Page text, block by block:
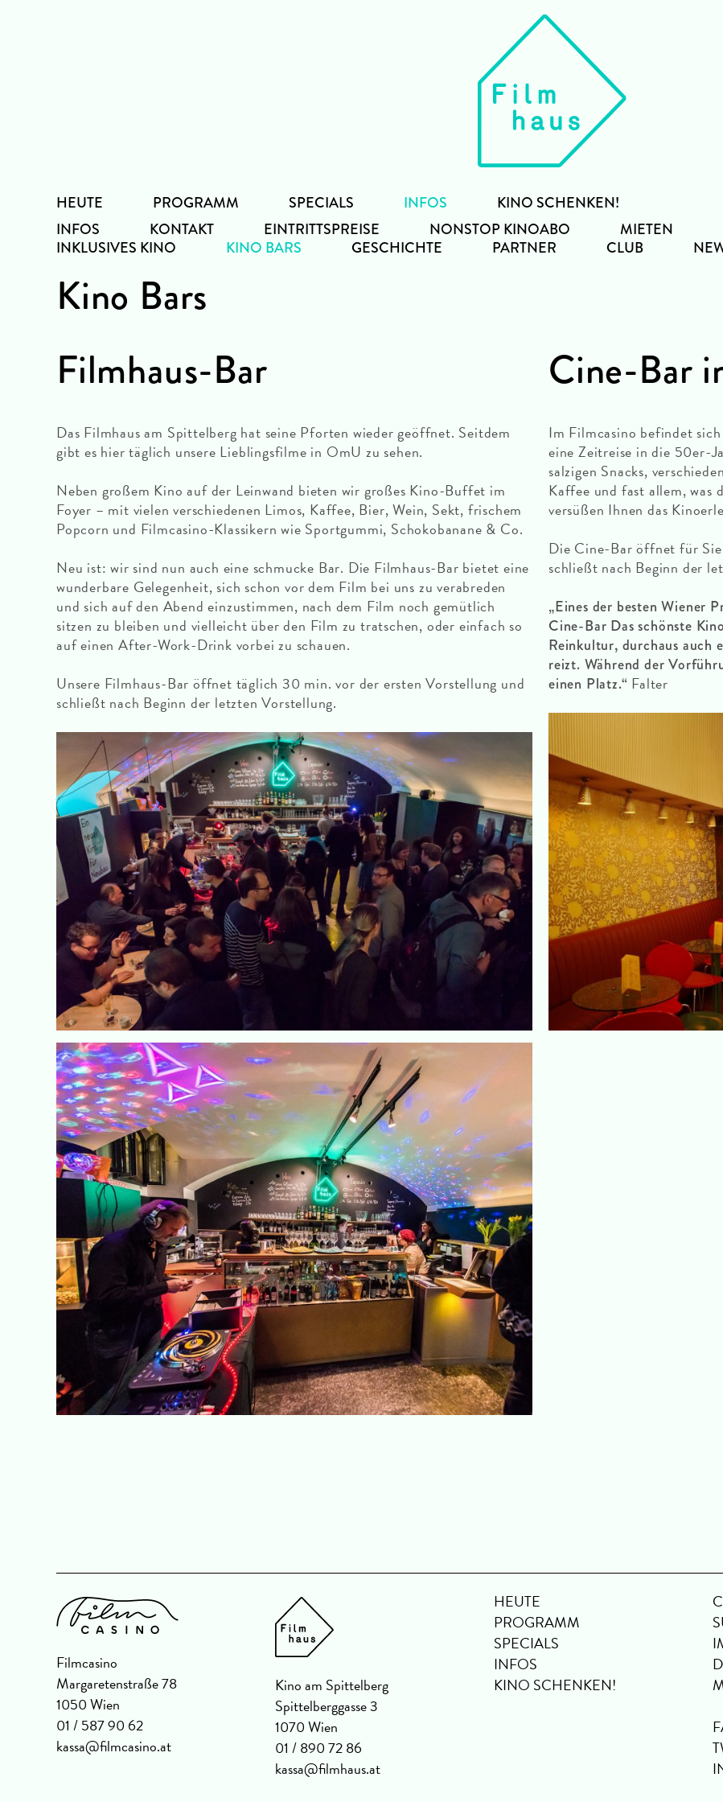
HEUTE PROGRAMM SPECIALS
INFOS
INFOS
KONTAKT EINTRITTSPREISE NONSTOP KINOABO MIETEN
INKLUSIVES KINO
KINO BARS GESCHICHTE PARTNER CLUB
KINO SCHENKEN!
Kino Bars
Filmhaus-Bar
Das Filmhaus am Spittelberg hat seine Pforten wieder geöffnet. Seitdem
gibt es hier täglich unsere Lieblingsfilme in OmU zu sehen.
Neben großem Kino auf der Leinwand bieten wir großes Kino-Buffet im
Foyer – mit vielen verschiedenen Limos, Kaffee, Bier, Wein, Sekt, frischem
Popcorn und Filmcasino-Klassikern wie Sportgummi, Schokobanane & Co.
Neu ist: wir sind nun auch eine schmucke Bar. Die Filmhaus-Bar bietet eine
wunderbare Gelegenheit, sich schon vor dem Film bei uns zu verabreden
und sich auf den Abend einzustimmen, nach dem Film noch gemütlich
sitzen zu bleiben und vielleicht über den Film zu tratschen, oder einfach so
auf einen After-Work-Drink vorbei zu schauen.
Unsere Filmhaus-Bar öffnet täglich 30 min. vor der ersten Vorstellung und
schließt nach Beginn der letzten Vorstellung.
Cine-Bar
Im Filmcasino befindet
eine Zeitreise in die 50er-
salzigen Snacks,
Kaffee und fast allem, was
versüßen Ihnen das
Die Cine-Bar öffnet für
schließt nach Beginn der
„Eines der besten Wiener
Cine-Bar Das schönste
Reinkultur, durchaus auch
reizt. Während der
einen Platz.“ Falter
Filmcasino
Margaretenstraße 78
1050 Wien
01 / 587 90 62
kassa@filmcasino.at
Kino am Spittelberg
Spittelberggasse 3
1070 Wien
01 / 890 72 86
kassa@filmhaus.at
HEUTE
PROGRAMM
SPECIALS
INFOS
KINO SCHENKEN!